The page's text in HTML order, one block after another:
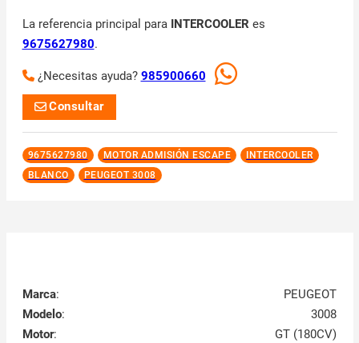
La referencia principal para INTERCOOLER es
9675627980.
¿Necesitas ayuda? 985900660
Consultar
9675627980 MOTOR ADMISIÓN ESCAPE
INTERCOOLER
BLANCO
PEUGEOT 3008
Marca:
PEUGEOT
Modelo:
3008
Motor:
GT (180CV)